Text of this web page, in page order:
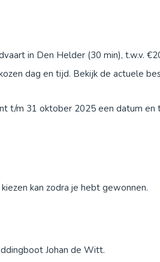
in Den Helder (30 min), t.w.v.
dag en tijd. Bekijk de actuele
t/m 31 oktober 2025 een datum en
kan zodra je hebt gewonnen.
Johan de Witt.